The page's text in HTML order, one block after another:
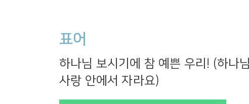
표어
하나님 보시기에 참 예쁜 우리! (하나님
사랑 안에서 자라요)